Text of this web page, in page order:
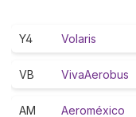
Y4 Volaris
VB VivaAerobus
AM Aeroméxico